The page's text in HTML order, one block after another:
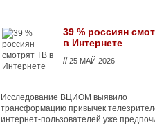
39 % россиян
в Интернете
//25 МАЙ 2026
Исследование ВЦИОМ выявило
трансформацию привычек
интернет-пользователей уже